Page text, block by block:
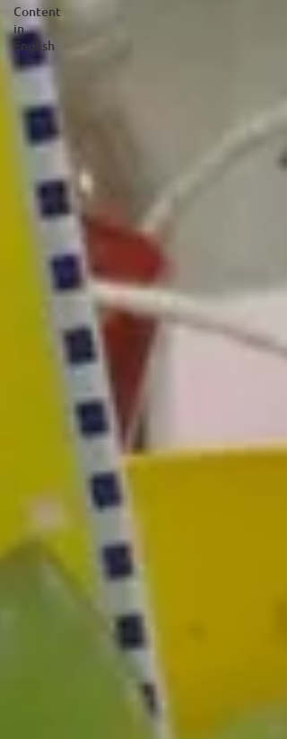
Content
in
English